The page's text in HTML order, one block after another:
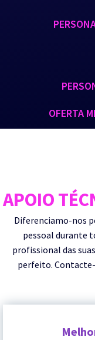
OFERTA
APOIO
Diferenciamo-nos
pessoal durante
profissional das
perfeito.